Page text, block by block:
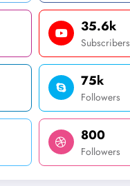
35.6k
Subscribers
75k
Followers
800
Followers